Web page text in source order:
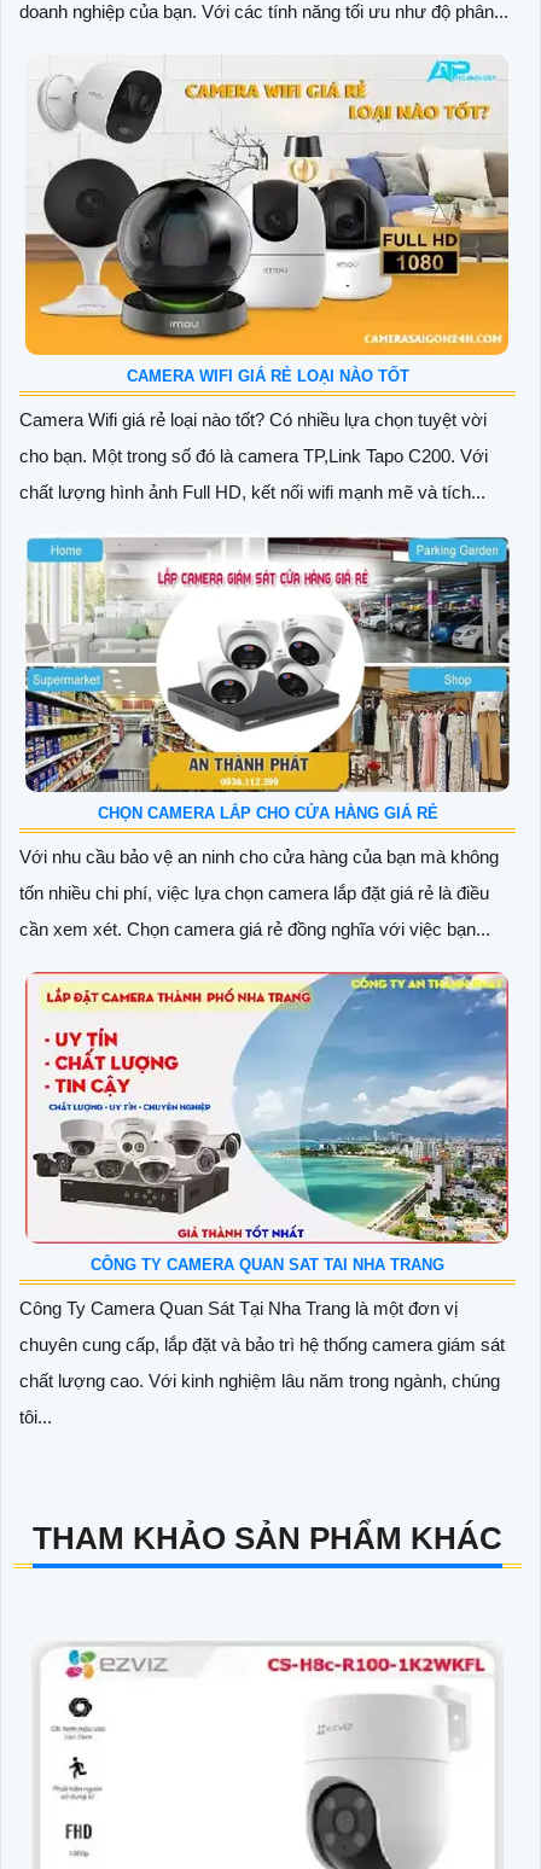
doanh nghiệp của bạn. Với các tính năng tối ưu như độ phân...
CAMERA WIFI GIÁ RẺ LOẠI NÀO TỐT
Camera Wifi giá rẻ loại nào tốt? Có nhiều lựa chọn tuyệt vời
cho bạn. Một trong số đó là camera TP,Link Tapo C200. Với
chất lượng hình ảnh Full HD, kết nối wifi mạnh mẽ và tích...
CHỌN CAMERA LẮP CHO CỬA HÀNG GIÁ RẺ
Với nhu cầu bảo vệ an ninh cho cửa hàng của bạn mà không
tốn nhiều chi phí, việc lựa chọn camera lắp đặt giá rẻ là điều
cần xem xét. Chọn camera giá rẻ đồng nghĩa với việc bạn...
CÔNG TY CAMERA QUAN SAT TAI NHA TRANG
Công Ty Camera Quan Sát Tại Nha Trang là một đơn vị
chuyên cung cấp, lắp đặt và bảo trì hệ thống camera giám sát
chất lượng cao. Với kinh nghiệm lâu năm trong ngành, chúng
tôi...
THAM KHẢO SẢN PHẨM KHÁC